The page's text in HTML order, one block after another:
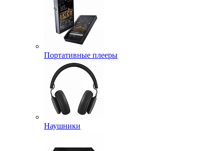
Портативные плееры
Наушники